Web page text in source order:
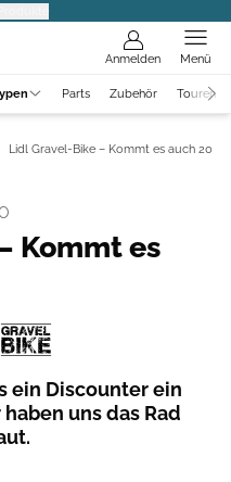
Anmelden Menü
Parts Zubehör Touren
Lidl Gravel-Bike – Kommt es auch 2023?
Kommt es
ein Discounter ein
uns das Rad